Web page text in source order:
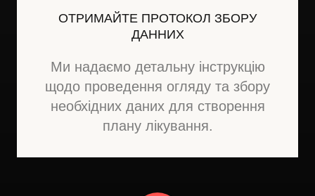
ОТРИМАЙТЕ ПРОТОКОЛ ЗБОРУ
ДАННИХ
Ми надаємо детальну інструкцію
щодо проведення огляду та збору
необхідних даних для створення
плану лікування.